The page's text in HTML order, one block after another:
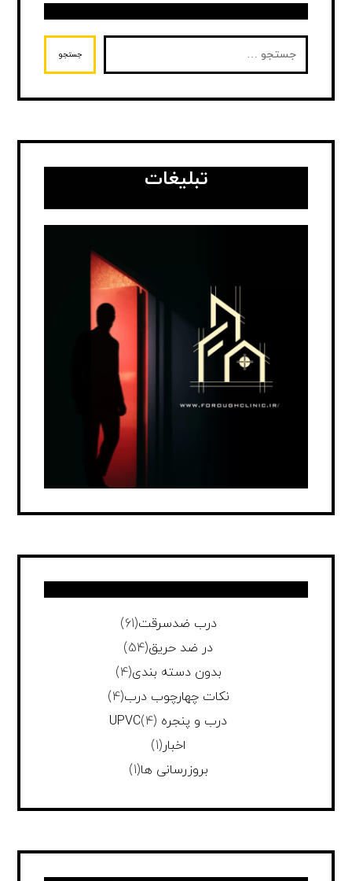
جستجو
تبلیغات
درب ضدسرقت(61)
در ضد حریق(54)
بدون دسته بندی(4)
نکات چهارچوب درب(4)
درب و پنجره UPVC (4)
اخبار(1)
بروزرسانی ها(1)